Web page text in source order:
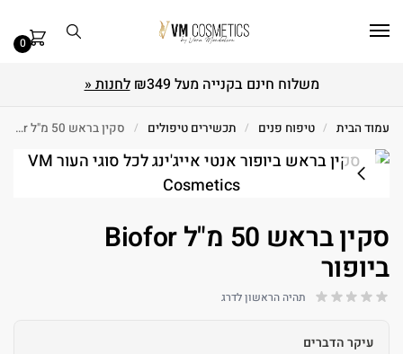
0
משלוח חינם בקנייה מעל ₪349 לחנות «
עמוד הבית / טיפוח פנים / תכשירים טיפולים / סקין בראש 50 מ"ל Biofor ביופור
סקין בראש 50 מ"ל Biofor
ביופור
תהיה הראשון לדרג
עיקר הדברים